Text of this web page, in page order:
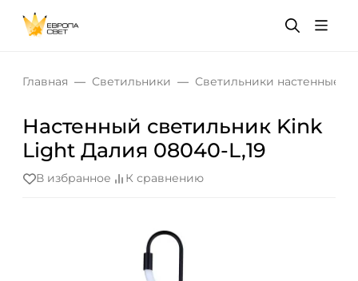
Главная Светильники Светильники настенные
Настенный светильник Kink
Light Далия 08040-L,19
В избранное К сравнению